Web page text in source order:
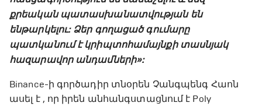
քրեական պատասխանատվության են
ենթարկելու: Ձեր գողացած գումարը
պատկանում է կրիպտոհամայնքի տասնյակ
հազարավոր անդամների»:
Binance-ի գործադիր տնօրեն Չանգպենգ Հաոն
ասել է , որ իրեն անհանգստացնում է Poly